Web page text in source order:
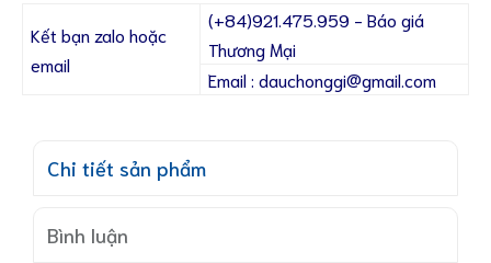
Kết bạn zalo hoặc
email
(+84)921.475.959 - Báo giá
Thương Mại
Email : dauchonggi@gmail.com
Chi tiết sản phẩm
Bình luận